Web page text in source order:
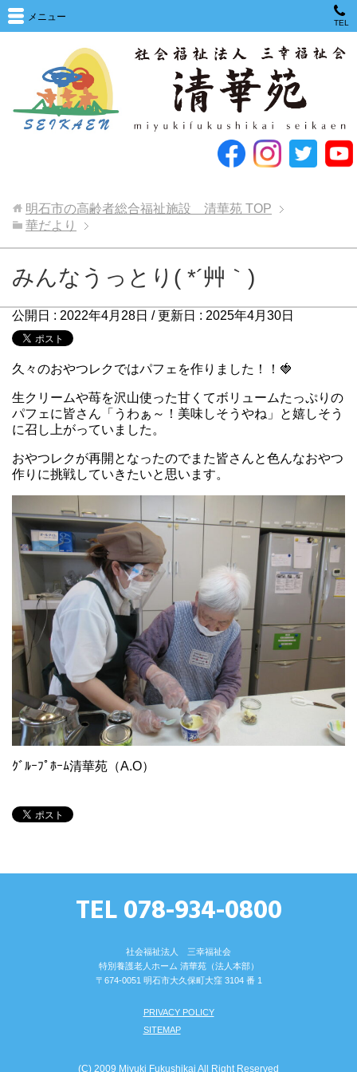
メニュー
TEL
明石市の高齢者総合福祉施設 清華苑 TOP
華だより
みんなうっとり( *´艸｀)
公開日 : 2022年4月28日 / 更新日 : 2025年4月30日
久々のおやつレクではパフェを作りました！！🍓
生クリームや苺を沢山使った甘くてボリュームたっぷりの
パフェに皆さん「うわぁ～！美味しそうやね」と嬉しそう
に召し上がっていました。
おやつレクが再開となったのでまた皆さんと色んなおやつ
作りに挑戦していきたいと思います。
ｸﾞﾙｰﾌﾟﾎｰﾑ清華苑（A.O）
TEL 078-934-0800
社会福祉法人 三幸福祉会
特別養護⽼⼈ホーム 清華苑（法⼈本部）
〒674-0051 明⽯市⼤久保町⼤窪 3104 番 1
PRIVACY POLICY
SITEMAP
(C) 2009 Miyuki Fukushikai All Right Reserved